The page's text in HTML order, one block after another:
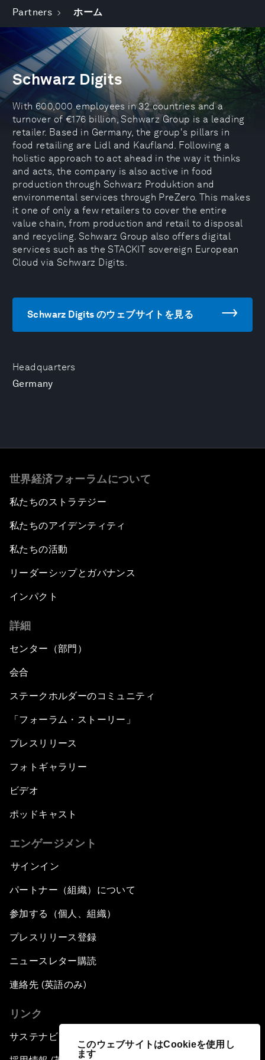
このウェブサイトはCookieを使用し
ます
Partners ホーム
Headquarters
Germany
Schwarz Digits
With 600,000 employees in 32 countries and a
turnover of €176 billion, Schwarz Group is a leading
retailer. Based in Germany, the group's pillars in
food retailing are Lidl and Kaufland. Following a
holistic approach to act ahead in the way it thinks
and acts, the company is also active in food
production through Schwarz Produktion and
environmental services through PreZero. This makes
it one of only a few retailers to cover the entire
value chain, from production and retail to disposal
and recycling. Schwarz Group also offers digital
services such as the STACKIT sovereign European
Cloud via Schwarz Digits.
Schwarz Digits のウェブサイトを見る
世界経済フォーラムについて
私たちのストラテジー
私たちのアイデンティティ
私たちの活動
リーダーシップとガバナンス
インパクト
詳細
センター（部門）
会合
ステークホルダーのコミュニティ
「フォーラム・ストーリー」
プレスリリース
フォトギャラリー
ビデオ
ポッドキャスト
エンゲージメント
サインイン
パートナー（組織）について
参加する（個人、組織）
プレスリリース登録
ニュースレター購読
連絡先 (英語のみ)
リンク
サステナビリティへの取り組み